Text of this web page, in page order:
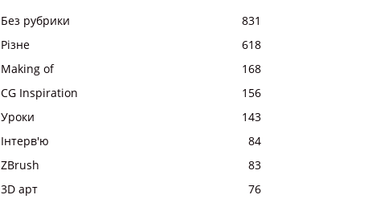
Без рубрики
831
Різне
618
Making of
168
CG Inspiration
156
Уроки
143
Інтерв'ю
84
ZBrush
83
3D арт
76